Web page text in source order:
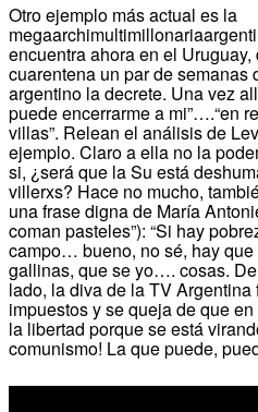
Otro ejemplo más actual es la
encuentra ahora en el
cuarentena un par de
argentino la decrete. Una vez
puede encerrarme a mi”….“en
villas”. Relean el análisis de
ejemplo. Claro a ella no la
si, ¿será que la Su está
villerxs? Hace no mucho,
una frase digna de María
coman pasteles”): “Si hay
campo… bueno, no sé, hay
gallinas, que se yo…. cosas.
lado, la diva de la TV
impuestos y se queja de que
la libertad porque se está
comunismo! La que puede,